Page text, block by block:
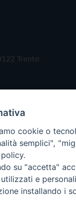
Trento
diritti riservati -
cookie o
semplici",
su "accetta"
e
installando i